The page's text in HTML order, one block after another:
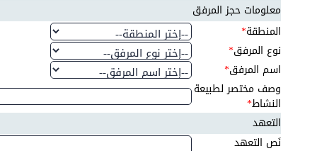
معلومات حجز المرفق
المنطقة*
نوع المرفق*
اسم المرفق*
وصف مختصر لطبيعة
النشاط*
التعهد
نَص التعهد